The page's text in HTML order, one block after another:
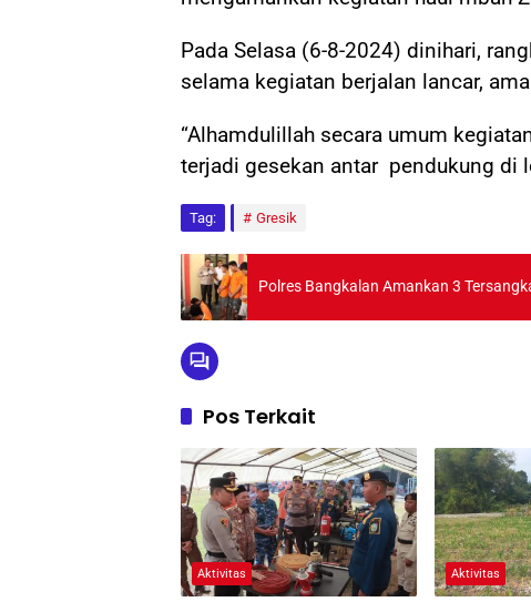
Pada Selasa (6-8-2024) dinihari,
selama kegiatan berjalan lancar,
“Alhamdulillah secara umum
terjadi gesekan antar pendukung di
Tag: Gresik
Polres Bangkalan Amankan 3
Pos Terkait
Aktivitas Aktivitas